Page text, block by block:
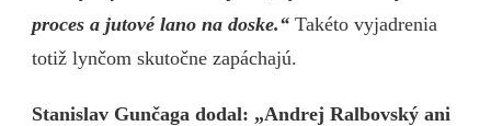
proces a jutové lano na doske.“ Takéto vyjadrenia
totiž lynčom skutočne zapáchajú.
Stanislav Gunčaga dodal: „Andrej Ralbovský ani